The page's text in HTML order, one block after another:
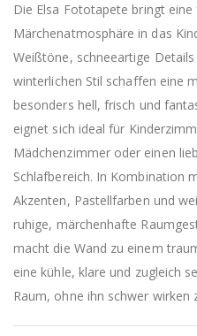
Die Elsa Fototapete bringt
Märchenatmosphäre in das
Weißtöne, schneeartige
winterlichen Stil schaffen eine
besonders hell, frisch und
eignet sich ideal für
Mädchenzimmer oder einen
Schlafbereich. In Kombination
Akzenten, Pastellfarben und
ruhige, märchenhafte
macht die Wand zu einem
eine kühle, klare und zugleich
Raum, ohne ihn schwer wirken